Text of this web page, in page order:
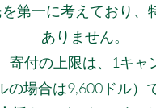
第一に考えており
ありません。
寄付の上限は、1キャ
の場合は9,600ドル）